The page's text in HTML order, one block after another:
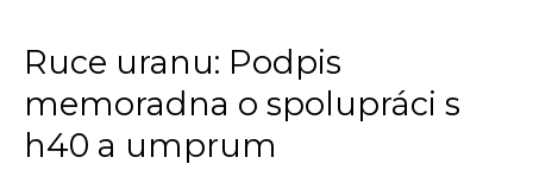
oběti
komunismu
a
podpořili
Ruce uranu: Podpis
memoradna o spolupráci s
h40 a umprum